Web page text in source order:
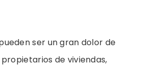
ser un gran dolor de
de viviendas,